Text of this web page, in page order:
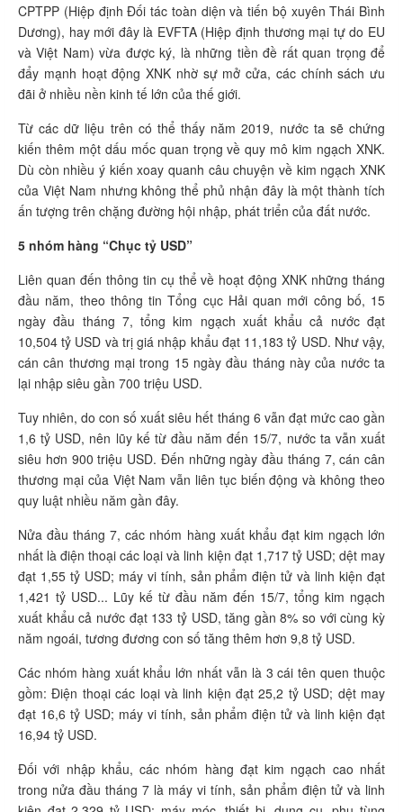
CPTPP (Hiệp định Đối tác toàn diện và tiến bộ xuyên Thái Bình
Dương), hay mới đây là EVFTA (Hiệp định thương mại tự do EU
và Việt Nam) vừa được ký, là những tiền đề rất quan trọng để
đẩy mạnh hoạt động XNK nhờ sự mở cửa, các chính sách ưu
đãi ở nhiều nền kinh tế lớn của thế giới.
Từ các dữ liệu trên có thể thấy năm 2019, nước ta sẽ chứng
kiến thêm một dấu mốc quan trọng về quy mô kim ngạch XNK.
Dù còn nhiều ý kiến xoay quanh câu chuyện về kim ngạch XNK
của Việt Nam nhưng không thể phủ nhận đây là một thành tích
ấn tượng trên chặng đường hội nhập, phát triển của đất nước.
5 nhóm hàng “Chục tỷ USD”
Liên quan đến thông tin cụ thể về hoạt động XNK những tháng
đầu năm, theo thông tin Tổng cục Hải quan mới công bố, 15
ngày đầu tháng 7, tổng kim ngạch xuất khẩu cả nước đạt
10,504 tỷ USD và trị giá nhập khẩu đạt 11,183 tỷ USD. Như vậy,
cán cân thương mại trong 15 ngày đầu tháng này của nước ta
lại nhập siêu gần 700 triệu USD.
Tuy nhiên, do con số xuất siêu hết tháng 6 vẫn đạt mức cao gần
1,6 tỷ USD, nên lũy kế từ đầu năm đến 15/7, nước ta vẫn xuất
siêu hơn 900 triệu USD. Đến những ngày đầu tháng 7, cán cân
thương mại của Việt Nam vẫn liên tục biến động và không theo
quy luật nhiều năm gần đây.
Nửa đầu tháng 7, các nhóm hàng xuất khẩu đạt kim ngạch lớn
nhất là điện thoại các loại và linh kiện đạt 1,717 tỷ USD; dệt may
đạt 1,55 tỷ USD; máy vi tính, sản phẩm điện tử và linh kiện đạt
1,421 tỷ USD... Lũy kế từ đầu năm đến 15/7, tổng kim ngạch
xuất khẩu cả nước đạt 133 tỷ USD, tăng gần 8% so với cùng kỳ
năm ngoái, tương đương con số tăng thêm hơn 9,8 tỷ USD.
Các nhóm hàng xuất khẩu lớn nhất vẫn là 3 cái tên quen thuộc
gồm: Điện thoại các loại và linh kiện đạt 25,2 tỷ USD; dệt may
đạt 16,6 tỷ USD; máy vi tính, sản phẩm điện tử và linh kiện đạt
16,94 tỷ USD.
Đối với nhập khẩu, các nhóm hàng đạt kim ngạch cao nhất
trong nửa đầu tháng 7 là máy vi tính, sản phẩm điện tử và linh